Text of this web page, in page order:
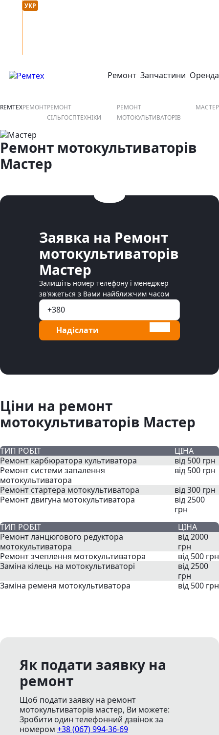
Мова сайту :
УКР
відкрити або закрити навігаційне меню
Ремонт Запчастини Оренда
REMTEXРЕМОНТРЕМОНТ
СІЛЬГОСПТЕХНІКИ
РЕМОНТ
МОТОКУЛЬТИВАТОРІВ
МАСТЕР
Ремонт мотокультиваторів
Мастер
Заявка на Ремонт
мотокультиваторів
Мастер
Залишіть номер телефону і менеджер
зв'яжеться з Вами найближчим часом
Надіслати
Ціни на ремонт
мотокультиваторів Мастер
ТИП РОБІТ
ЦІНА
Ремонт карбюратора культиватора
від 500 грн
Ремонт системи запалення
мотокультиватора
від 500 грн
Ремонт стартера мотокультиватора
від 300 грн
Ремонт двигуна мотокультиватора
від 2500
грн
ТИП РОБІТ
ЦІНА
Ремонт ланцюгового редуктора
мотокультиватора
від 2000
грн
Ремонт зчеплення мотокультиватора
від 500 грн
Заміна кілець на мотокультиваторі
від 2500
грн
Заміна ременя мотокультиватора
від 500 грн
Як подати заявку на
ремонт
Щоб подати заявку на ремонт
мотокультиваторів мастер, Ви можете:
Зробити один телефонний дзвінокза
номером +38 (067) 994-36-69